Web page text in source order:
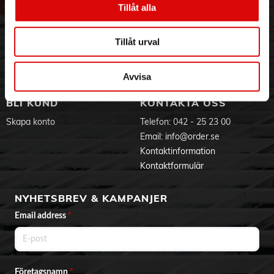
Tillåt alla
Tillåt urval
Avvisa
- 3 års garanti
Visselblåsning
Aktuellt på Order
Ansökan om RMA
Godsefterlysning & Felleverans
Integritetspolicy
Om cookies
BLI KUND
Skapa konto
KONTAKTA OSS
Telefon: 042 - 25 23 00
Email: info@order.se
Kontaktinformation
Kontaktformulär
NYHETSBREV & KAMPANJER
Email address *
Företagsnamn *